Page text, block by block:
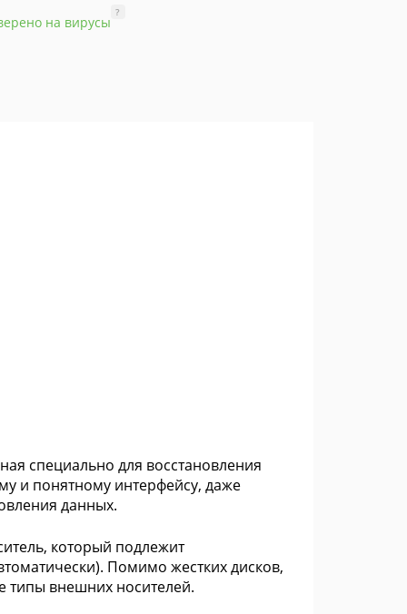
на вирусы
?
специально для восстановления
и понятному интерфейсу, даже
данных.
который подлежит
Помимо жестких дисков,
типы внешних носителей.